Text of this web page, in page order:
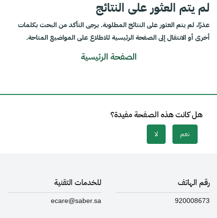
لم يتم العثور على النتائج
عذرًا، لم يتم العثور على النتائج المطلوبة. يرجى التأكد من البحث بكلمات
أخرى أو الانتقال إلى الصفحة الرئيسية للاطلاع على المواضيع المتاحة.
الصفحة الرئيسية
هل كانت هذه الصفحة مفيدة؟
نعم لا
رقم الهاتف
920008673
للخدمات التقنية
ecare@saber.sa